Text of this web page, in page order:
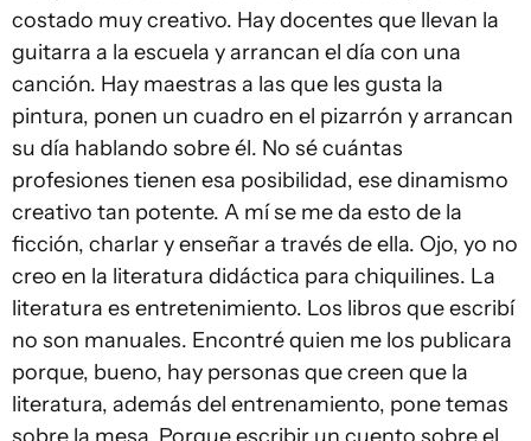
costado muy creativo. Hay docentes que llevan la
guitarra a la escuela y arrancan el día con una
canción. Hay maestras a las que les gusta la
pintura, ponen un cuadro en el pizarrón y arrancan
su día hablando sobre él. No sé cuántas
profesiones tienen esa posibilidad, ese dinamismo
creativo tan potente. A mí se me da esto de la
ficción, charlar y enseñar a través de ella. Ojo, yo no
creo en la literatura didáctica para chiquilines. La
literatura es entretenimiento. Los libros que escribí
no son manuales. Encontré quien me los publicara
porque, bueno, hay personas que creen que la
literatura, además del entrenamiento, pone temas